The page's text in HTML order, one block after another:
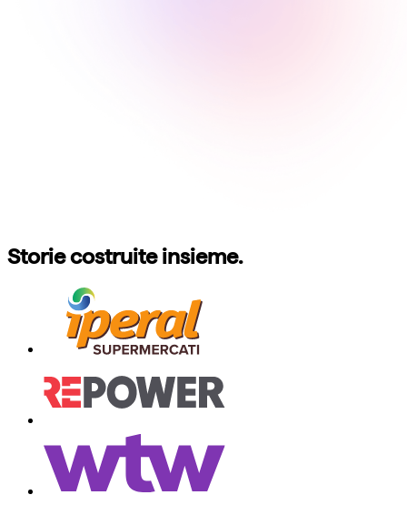
Storie costruite insieme.